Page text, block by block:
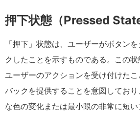
押下状態（Pressed State
「押下」状態は、ユーザーがボタン
クしたことを示すものである。この
ユーザーのアクションを受け付けた
バックを提供することを意図してお
な色の変化または最小限の非常に短